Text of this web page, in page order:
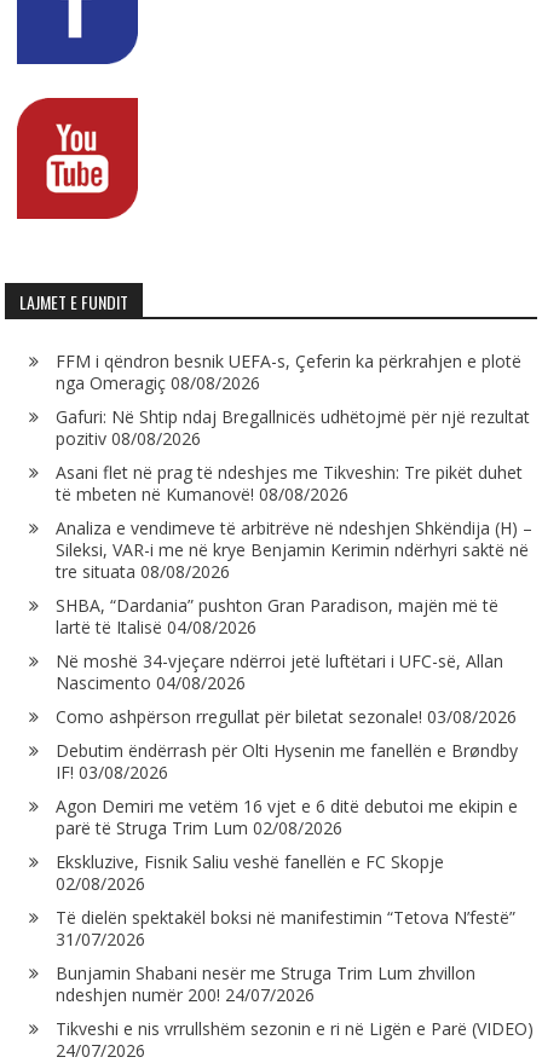
LAJMET E FUNDIT
FFM i qëndron besnik UEFA-s, Çeferin ka përkrahjen e plotë
nga Omeragiç 08/08/2026
Gafuri: Në Shtip ndaj Bregallnicës udhëtojmë për një rezultat
pozitiv 08/08/2026
Asani flet në prag të ndeshjes me Tikveshin: Tre pikët duhet
të mbeten në Kumanovë! 08/08/2026
Analiza e vendimeve të arbitrëve në ndeshjen Shkëndija (H) –
Sileksi, VAR-i me në krye Benjamin Kerimin ndërhyri saktë në
tre situata 08/08/2026
SHBA, “Dardania” pushton Gran Paradison, majën më të
lartë të Italisë 04/08/2026
Në moshë 34-vjeçare ndërroi jetë luftëtari i UFC-së, Allan
Nascimento 04/08/2026
Como ashpërson rregullat për biletat sezonale! 03/08/2026
Debutim ëndërrash për Olti Hysenin me fanellën e Brøndby
IF! 03/08/2026
Agon Demiri me vetëm 16 vjet e 6 ditë debutoi me ekipin e
parë të Struga Trim Lum 02/08/2026
Ekskluzive, Fisnik Saliu veshë fanellën e FC Skopje
02/08/2026
Të dielën spektakël boksi në manifestimin “Tetova N’festë”
31/07/2026
Bunjamin Shabani nesër me Struga Trim Lum zhvillon
ndeshjen numër 200! 24/07/2026
Tikveshi e nis vrrullshëm sezonin e ri në Ligën e Parë (VIDEO)
24/07/2026